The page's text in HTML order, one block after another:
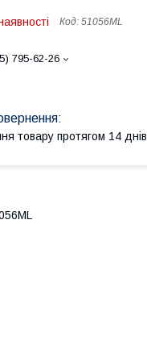
Код: 51056ML
795-62-26
товару протягом 14 днів